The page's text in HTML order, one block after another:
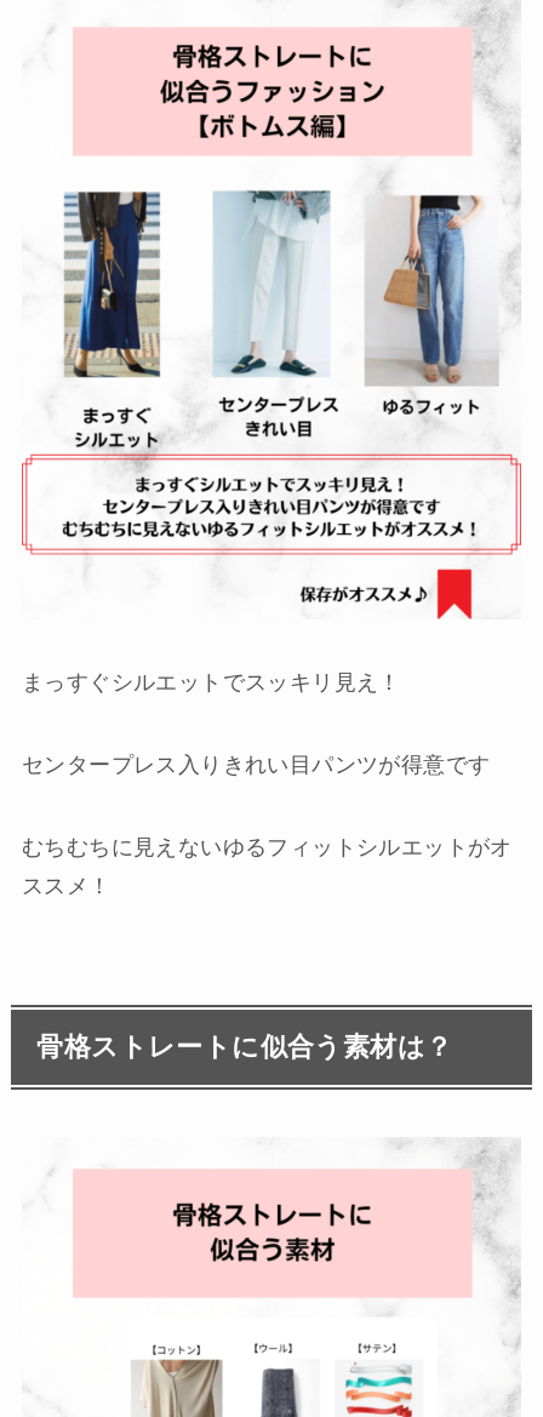
まっすぐシルエットでスッキリ見え！
センタープレス入りきれい目パンツが得意です
むちむちに見えないゆるフィットシルエットがオ
ススメ！
骨格ストレートに似合う素材は？